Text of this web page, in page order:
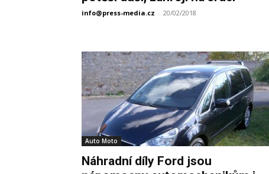
info@press-media.cz - 20/02/2018
Auto Moto
Náhradní díly Ford jsou